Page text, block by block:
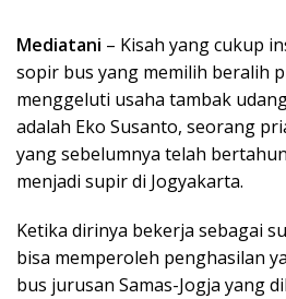
Mediatani – Kisah yang cukup
sopir bus yang memilih beralih
menggeluti usaha tambak
adalah Eko Susanto, seorang
yang sebelumnya telah
menjadi supir di Jogyakarta.
Ketika dirinya bekerja sebagai
bisa memperoleh penghasilan
bus jurusan Samas-Jogja yang